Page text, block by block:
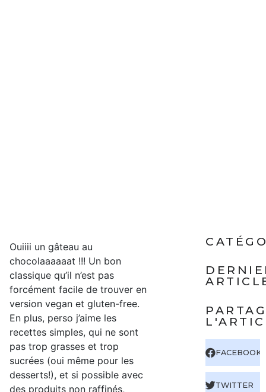
Ouiiii un gâteau au
chocolaaaaaat !!! Un bon
classique qu’il n’est pas
forcément facile de trouver en
version vegan et gluten-free.
En plus, perso j’aime les
recettes simples, qui ne sont
pas trop grasses et trop
sucrées (oui même pour les
desserts!), et si possible avec
des produits non raffinés,
FACEBOOK
TWITTER